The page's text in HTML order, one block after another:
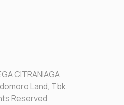
CITRANIAGA
Land, Tbk.
Reserved